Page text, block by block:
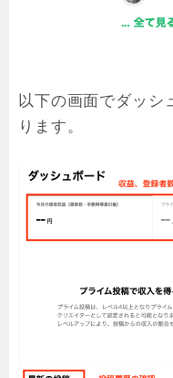
以下の画面でダッシ
ります。